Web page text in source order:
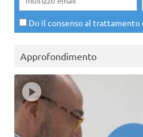
Do il consenso al trattamento
Approfondimento